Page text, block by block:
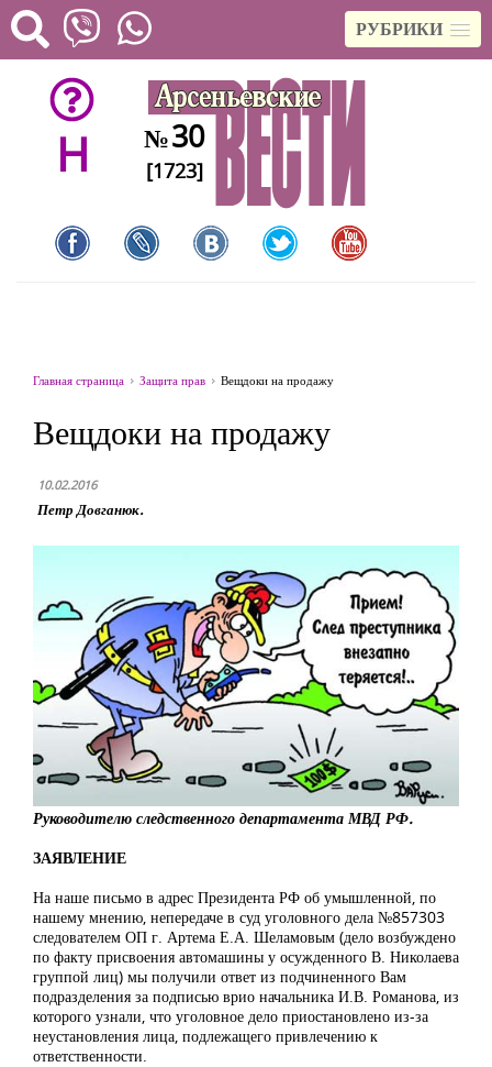
РУБРИКИ
H №30
[1723]
Главная страница Защита прав Вещдоки на продажу
Вещдоки на продажу
10.02.2016
Петр Довганюк.
Руководителю следственного департамента МВД РФ.
ЗАЯВЛЕНИЕ
На наше письмо в адрес Президента РФ об умышленной, по
нашему мнению, непередаче в суд уголовного дела №857303
следователем ОП г. Артема Е.А. Шеламовым (дело возбуждено
по факту присвоения автомашины у осужденного В. Николаева
группой лиц) мы получили ответ из подчиненного Вам
подразделения за подписью врио начальника И.В. Романова, из
которого узнали, что уголовное дело приостановлено из-за
неустановления лица, подлежащего привлечению к
ответственности.